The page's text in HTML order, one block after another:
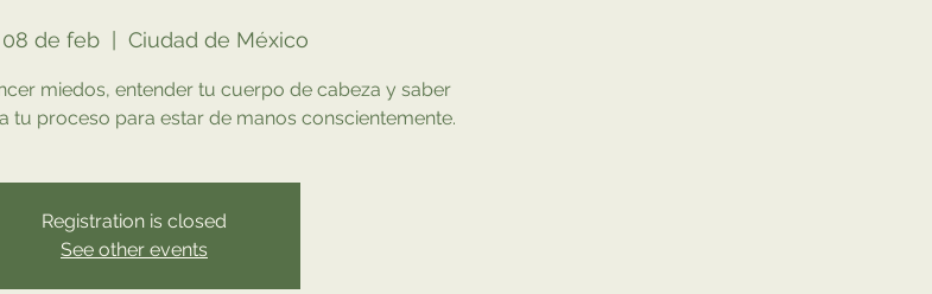
de feb
  |
Ciudad de México
miedos, entender tu cuerpo de cabeza y saber
tu proceso para estar de manos conscientemente.
Registration is closed
See other events